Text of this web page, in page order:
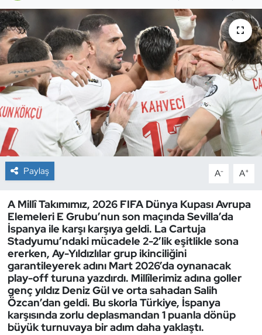
Paylaş A- A+
A Millî Takımımız, 2026 FIFA Dünya Kupası Avrupa
Elemeleri E Grubu’nun son maçında Sevilla’da
İspanya ile karşı karşıya geldi. La Cartuja
Stadyumu’ndaki mücadele 2-2’lik eşitlikle sona
ererken, Ay-Yıldızlılar grup ikinciliğini
garantileyerek adını Mart 2026’da oynanacak
play-off turuna yazdırdı. Millîlerimiz adına goller
genç yıldız Deniz Gül ve orta sahadan Salih
Özcan’dan geldi. Bu skorla Türkiye, İspanya
karşısında zorlu deplasmandan 1 puanla dönüp
büyük turnuvaya bir adım daha yaklaştı.
Buz Hokeyi
Buz Pateni
Çim Hokeyi
Cimnastik
Curling
Dağcılık
Dövüş Sanatı
E-Spor
Eskrim
Futbol